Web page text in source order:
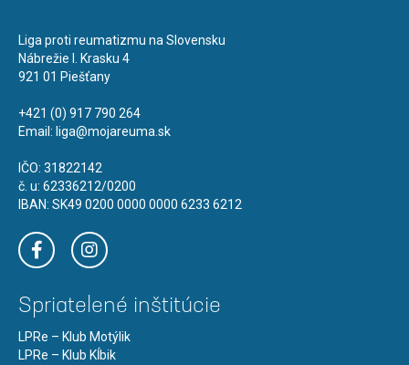
Liga proti reumatizmu na Slovensku
Nábrežie I. Krasku 4
921 01 Piešťany
+421 (0) 917 790 264
Email: liga@mojareuma.sk
IČO: 31822142
č. u: 62336212/0200
IBAN: SK49 0200 0000 0000 6233 6212
Spriatelené inštitúcie
LPRe – Klub Motýlik
LPRe – Klub Kĺbik